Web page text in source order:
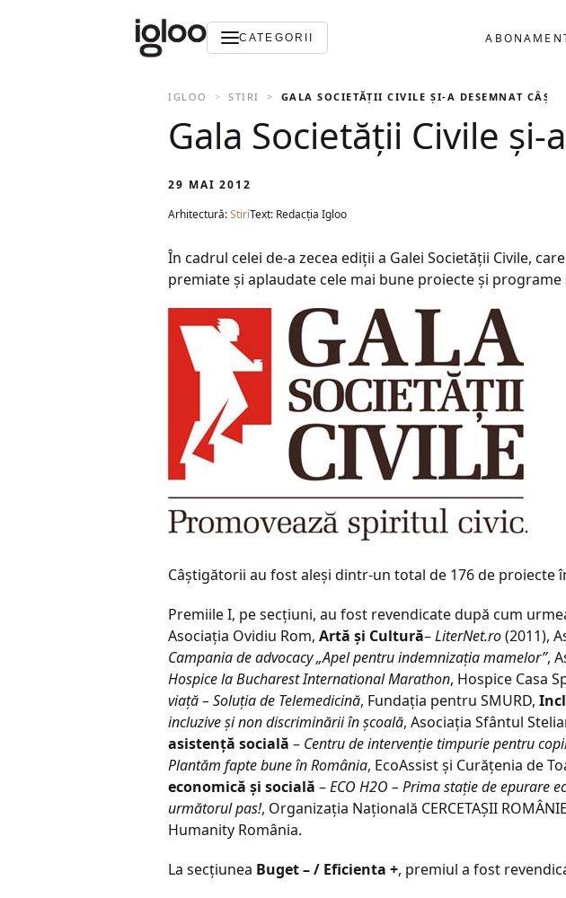
CATEGORII
IGLOO STIRI GALA SOCIETĂŢII CIVILE ŞI-A DESEMNAT
Gala Societăţii Civile
29 MAI 2012
Arhitectură:StiriText: Redacția Igloo
În cadrul celei de-a zecea ediţii a Galei Societăţii Civile,
premiate şi aplaudate cele mai bune proiecte şi
Câştigătorii au fost aleşi dintr-un total de 176 de proiecte
Premiile I, pe secţiuni, au fost revendicate după cum
Asociaţia Ovidiu Rom, Artă şi Cultură–LiterNet.ro(2011),
Campania de advocacy „Apel pentru indemnizaţia mamelor”,
Hospice la Bucharest International Marathon, Hospice Casa
viaţă – Soluţia de Telemedicină, Fundaţia pentru SMURD,
incluzive şi non discriminării în şcoală, Asociaţia Sfântul
asistenţă socială – Centru de intervenţie timpurie pentru
Plantăm fapte bune în România, EcoAssist şi Curăţenia de
economică şi socială –ECO H2O – Prima staţie de epurare
următorul pas!, Organizaţia Naţională CERCETAŞII
Humanity România.
La secţiunea Buget – / Eficienta +, premiul a fost